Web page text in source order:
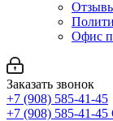
Офис
Заказать звонок
+7 (908) 585-41-45
+7 (908) 585-41-45